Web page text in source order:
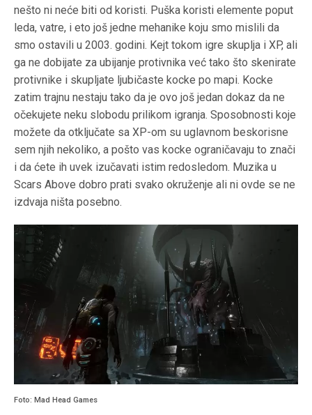
nešto ni neće biti od koristi. Puška koristi elemente poput
leda, vatre, i eto još jedne mehanike koju smo mislili da
smo ostavili u 2003. godini. Kejt tokom igre skuplja i XP, ali
ga ne dobijate za ubijanje protivnika već tako što skenirate
protivnike i skupljate ljubičaste kocke po mapi. Kocke
zatim trajnu nestaju tako da je ovo još jedan dokaz da ne
očekujete neku slobodu prilikom igranja. Sposobnosti koje
možete da otključate sa XP-om su uglavnom beskorisne
sem njih nekoliko, a pošto vas kocke ograničavaju to znači
i da ćete ih uvek izučavati istim redosledom. Muzika u
Scars Above dobro prati svako okruženje ali ni ovde se ne
izdvaja ništa posebno.
Foto: Mad Head Games